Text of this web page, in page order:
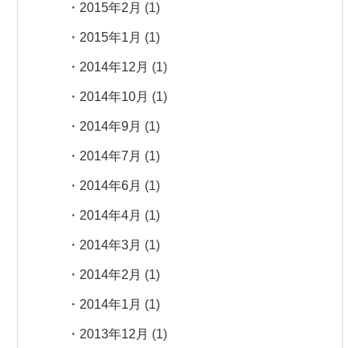
2015年2月 (1)
2015年1月 (1)
2014年12月 (1)
2014年10月 (1)
2014年9月 (1)
2014年7月 (1)
2014年6月 (1)
2014年4月 (1)
2014年3月 (1)
2014年2月 (1)
2014年1月 (1)
2013年12月 (1)